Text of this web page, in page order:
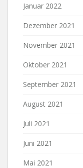
Januar 2022
Dezember 2021
November 2021
Oktober 2021
September 2021
August 2021
Juli 2021
Juni 2021
Mai 2021